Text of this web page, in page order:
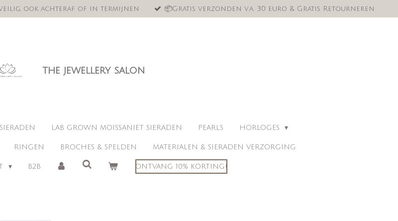
veilig, ook achteraf of in termijnen 📦Gratis verzonden v.a. 30 euro & Gratis Retourneren
the jewellery salon
LAB GROWN MOISSANIET SIERADEN PEARLS HORLOGES
RINGEN BROCHES & SPELDEN MATERIALEN & SIERADEN VERZORGING
B2B ONTVANG 10% KORTING!